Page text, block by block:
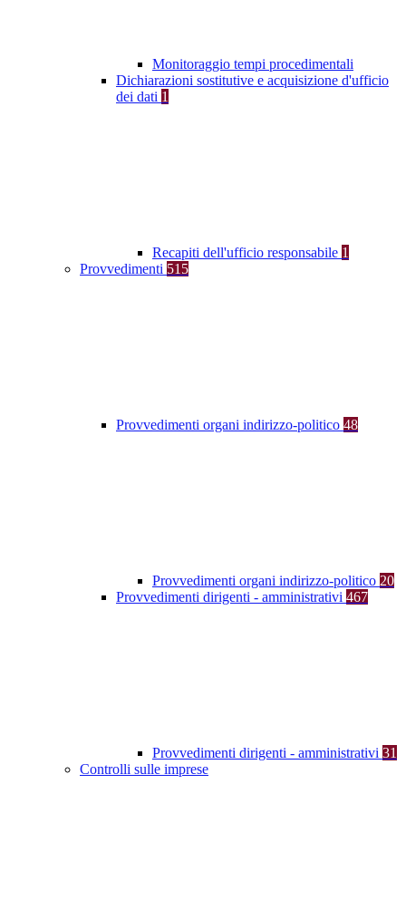
Monitoraggio tempi procedimentali
Dichiarazioni sostitutive e acquisizione d'ufficio
dei dati 1
Recapiti dell'ufficio responsabile 1
Provvedimenti 515
Provvedimenti organi indirizzo-politico 48
Provvedimenti organi indirizzo-politico 20
Provvedimenti dirigenti - amministrativi 467
Provvedimenti dirigenti - amministrativi 31
Controlli sulle imprese